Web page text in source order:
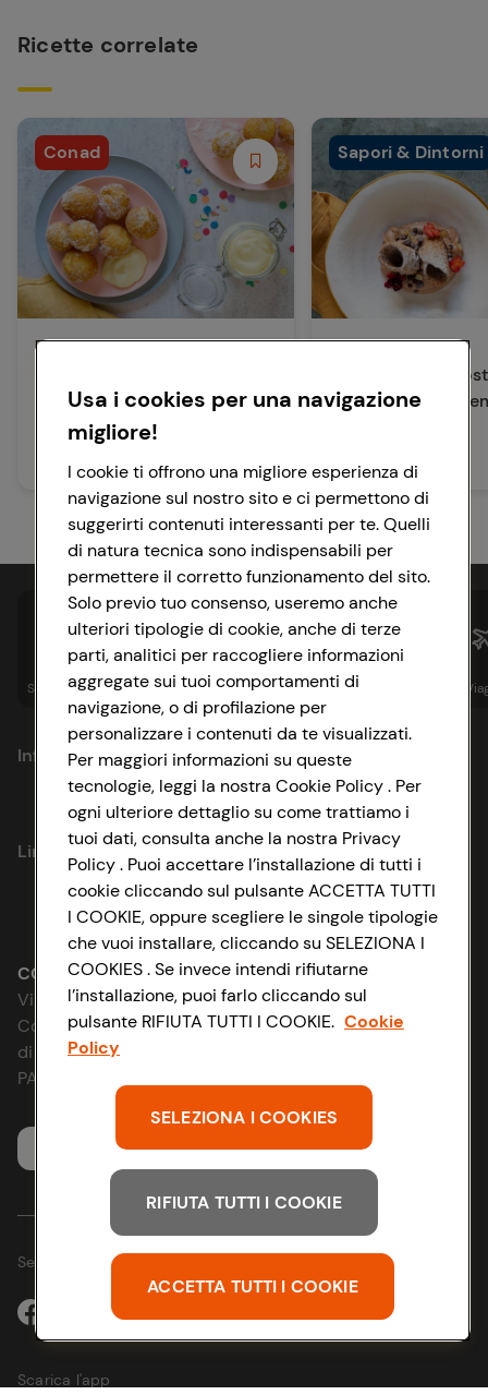
Ricette correlate
Conad
Dolci e Dessert
crema Chantilly
90 min Media
Sapori & Dintorni
Dolci e Dessert
Cannolo
mascarpone e
20 min Facile
Spesa online Assicurazioni Sapori& Istituzionale
Informazioni
Privacy Policy
Cookie Policy
Impostazioni Cookie
Accessibilità
D&I e Parità di Genere
Strategia Fiscale
Link utili
Lavora con noi
Le cooperative
News & Approfondimenti
Richiami prodotto
Whistleblowing
CONAD SOCIETÀ COOPERATIVA
Via Michelino, 59 | 40127 BOLOGNA
Codice Fiscale e Registro Imprese
di Bologna 00865960157
PARTITA IVA 03320960374
Servizio clienti
Seguici sui Social:
Scarica l'app
Usa i cookies per una navigazione
migliore!
I cookie ti offrono una migliore esperienza di
navigazione sul nostro sito e ci permettono di
suggerirti contenuti interessanti per te. Quelli
di natura tecnica sono indispensabili per
permettere il corretto funzionamento del sito.
Solo previo tuo consenso, useremo anche
ulteriori tipologie di cookie, anche di terze
parti, analitici per raccogliere informazioni
aggregate sui tuoi comportamenti di
navigazione, o di profilazione per
personalizzare i contenuti da te visualizzati.
Per maggiori informazioni su queste
tecnologie, leggi la nostra Cookie Policy . Per
ogni ulteriore dettaglio su come trattiamo i
tuoi dati, consulta anche la nostra Privacy
Policy . Puoi accettare l’installazione di tutti i
cookie cliccando sul pulsante ACCETTA TUTTI
I COOKIE, oppure scegliere le singole tipologie
che vuoi installare, cliccando su SELEZIONA I
COOKIES . Se invece intendi rifiutarne
l’installazione, puoi farlo cliccando sul
pulsante RIFIUTA TUTTI I COOKIE. Cookie
Policy
SELEZIONA I COOKIES
RIFIUTA TUTTI I COOKIE
ACCETTA TUTTI I COOKIE